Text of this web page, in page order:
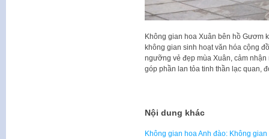
Không gian hoa Xuân bên hồ Gươm
không gian sinh hoạt văn hóa cộng
ngưỡng vẻ đẹp mùa Xuân, cảm
góp phần lan tỏa tinh thần lạc quan,
Nội dung khác
Không gian hoa Anh đào: Không